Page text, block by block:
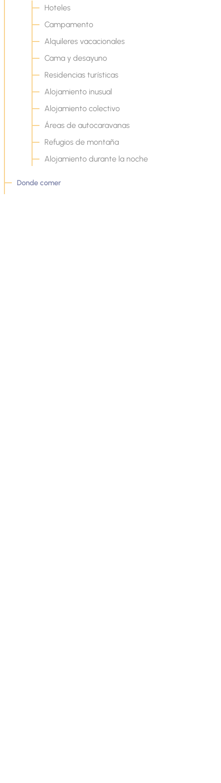
Hoteles
Campamento
Alquileres vacacionales
Cama y desayuno
Residencias turísticas
Alojamiento inusual
Alojamiento colectivo
Áreas de autocaravanas
Refugios de montaña
Alojamiento durante la noche
Donde comer